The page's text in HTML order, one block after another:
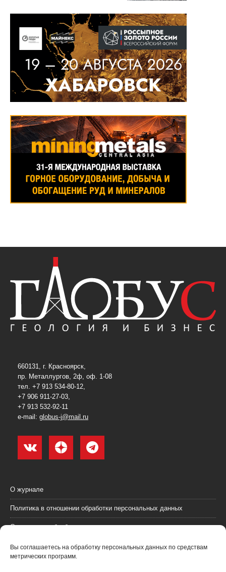
Вы соглашаетесь на обработку персональных данных по средствам
метрических программ.
660131, г. Красноярск,
пр. Металлургов, 2ф, оф. 1-08
тел. +7 913 534-80-12,
+7 906 911-27-03,
+7 913 532-92-11
e-mail: globus-j@mail.ru
О журнале
Политика в отношении обработки персональных данных
Согласие на обработку персональных данных
Пользовательское соглашение (оферта)